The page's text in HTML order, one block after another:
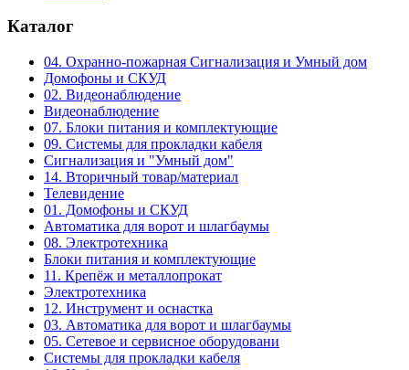
Каталог
04. Охранно-пожарная Сигнализация и Умный дом
Домофоны и СКУД
02. Видеонаблюдение
Видеонаблюдение
07. Блоки питания и комплектующие
09. Системы для прокладки кабеля
Сигнализация и "Умный дом"
14. Вторичный товар/материал
Телевидение
01. Домофоны и СКУД
Автоматика для ворот и шлагбаумы
08. Электротехника
Блоки питания и комплектующие
11. Крепёж и металлопрокат
Электротехника
12. Инструмент и оснастка
03. Автоматика для ворот и шлагбаумы
05. Сетевое и сервисное оборудовани
Системы для прокладки кабеля